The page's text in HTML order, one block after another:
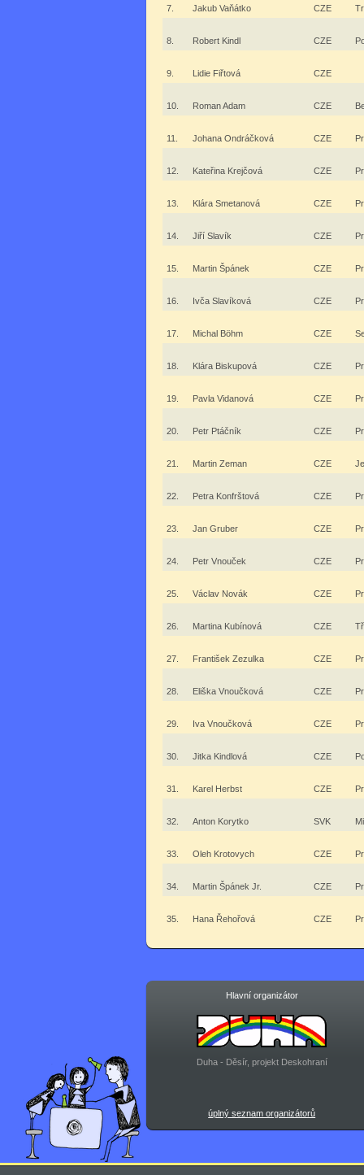
7. Jakub Vaňátko CZE
8. Robert Kindl CZE
9. Lidie Fiřtová CZE
10. Roman Adam CZE
11. Johana Ondráčková CZE
12. Kateřina Krejčová CZE
13. Klára Smetanová CZE
14. Jiří Slavík CZE
15. Martin Špánek CZE
16. Ivča Slavíková CZE
17. Michal Böhm CZE
18. Klára Biskupová CZE
19. Pavla Vidanová CZE
20. Petr Ptáčník CZE
21. Martin Zeman CZE
22. Petra Konfrštová CZE
23. Jan Gruber CZE
24. Petr Vnouček CZE
25. Václav Novák CZE
26. Martina Kubínová CZE
27. František Zezulka CZE
28. Eliška Vnoučková CZE
29. Iva Vnoučková CZE
30. Jitka Kindlová CZE
31. Karel Herbst CZE
32. Anton Korytko SVK
33. Oleh Krotovych CZE
34. Martin Špánek Jr. CZE
35. Hana Řehořová CZE
Hlavní organizátor
Duha - Děsír, projekt Deskohraní
úplný seznam organizátorů